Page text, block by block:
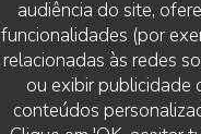
audiência do site,
funcionalidades (por
relacionadas às redes
ou exibir publicidade
conteúdos
L
- 21:45 - guests 2
ambience:4/5 menu:5/5